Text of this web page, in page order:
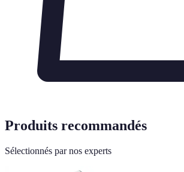
Produits recommandés
Sélectionnés par nos experts